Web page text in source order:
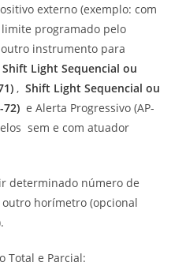
externo (exemplo: com
programado pelo
instrumento para
Shift Light Sequencial ou
,Shift Light Sequencial ou
72) e Alerta Progressivo (AP-
sem e com atuador
determinado número de
horímetro (opcional
Total e Parcial: